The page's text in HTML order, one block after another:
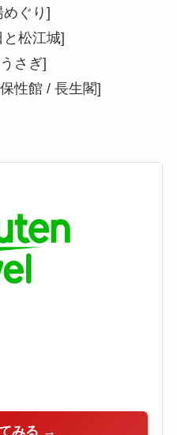
めぐり]
と松江城]
さぎ]
性館 / 長生閣]
みる →